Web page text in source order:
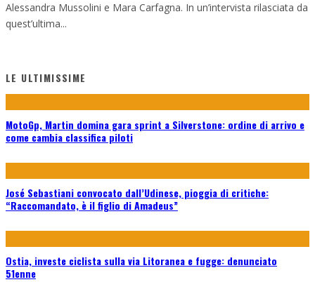
Alessandra Mussolini e Mara Carfagna. In un’intervista rilasciata da
quest’ultima...
LE ULTIMISSIME
MotoGp, Martin domina gara sprint a Silverstone: ordine di arrivo e
come cambia classifica piloti
José Sebastiani convocato dall’Udinese, pioggia di critiche:
“Raccomandato, è il figlio di Amadeus”
Ostia, investe ciclista sulla via Litoranea e fugge: denunciato
51enne